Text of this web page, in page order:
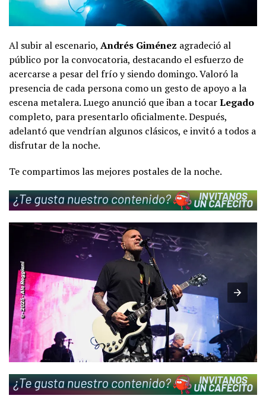
Al subir al escenario, Andrés Giménez agradeció al
público por la convocatoria, destacando el esfuerzo de
acercarse a pesar del frío y siendo domingo. Valoró la
presencia de cada persona como un gesto de apoyo a la
escena metalera. Luego anunció que iban a tocarLegado
completo, para presentarlo oficialmente. Después,
adelantó que vendrían algunos clásicos, e invitó a todos a
disfrutar de la noche.
Te compartimos las mejores postales de la noche.